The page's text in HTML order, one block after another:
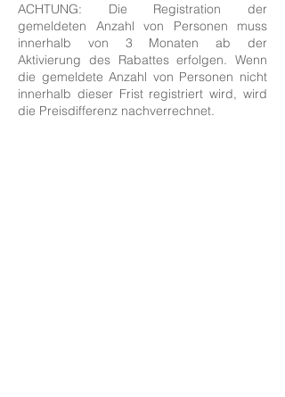
ACHTUNG: Die Registration der
gemeldeten Anzahl von Personen muss
innerhalb von 3 Monaten ab der
Aktivierung des Rabattes erfolgen. Wenn
die gemeldete Anzahl von Personen nicht
innerhalb dieser Frist registriert wird, wird
die Preisdifferenz nachverrechnet.